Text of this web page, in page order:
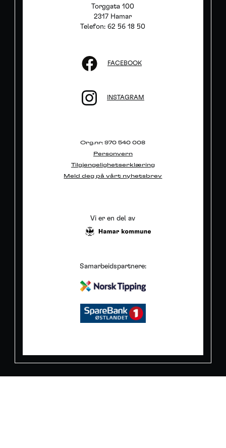
Torggata 100
2317 Hamar
Telefon: 62 56 18 50
FACEBOOK
INSTAGRAM
Org.nr: 970 540 008
Personvern
Tilgjengelighetserklæring
Meld deg på vårt nyhetsbrev
Vi er en del av
Samarbeidspartnere: